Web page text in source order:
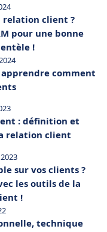
relation client ?
pour une bonne
!
comment
: définition et
relation client
sur vos clients ?
les outils de la
!
technique